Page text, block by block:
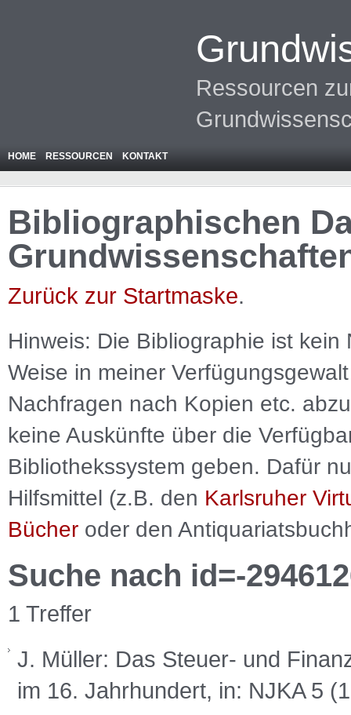
Ressourcen
HOME RESSOURCEN KONTAKT
Bibliographischen
Zurück zur Startmaske.
Hinweis: Die Bibliographie ist kein
Weise in meiner
Nachfragen nach Kopien etc.
keine Auskünfte über die
Bibliothekssystem geben. Dafür
Hilfsmittel (z.B. den Karlsruher
Bücher oder den
Suche nach id=-
1 Treffer
J. Müller: Das Steuer- und
im 16. Jahrhundert, in: NJKA 5